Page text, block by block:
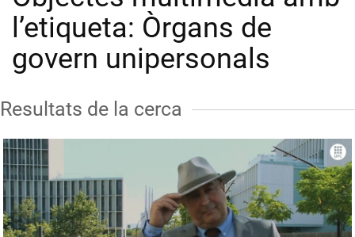
l’etiqueta: Òrgans de
govern unipersonals
Resultats de la cerca